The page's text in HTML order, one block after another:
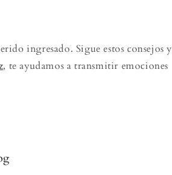
ingresado. Sigue estos consejos y
, te ayudamos a transmitir emociones